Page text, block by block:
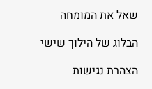
שאל את המומחה
הבלוג של הילוך שישי
הצהרת נגישות